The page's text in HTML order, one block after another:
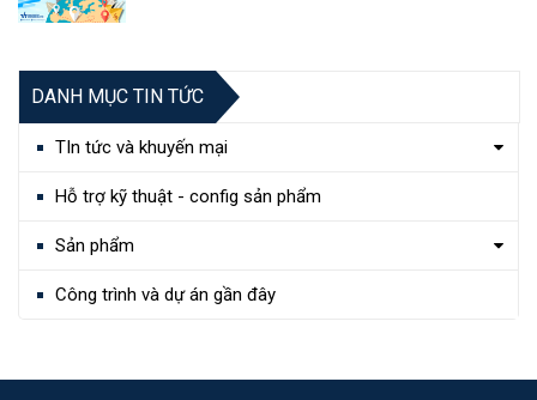
DANH MỤC TIN TỨC
TIn tức và khuyến mại
Hỗ trợ kỹ thuật - config sản phẩm
Sản phẩm
Công trình và dự án gần đây